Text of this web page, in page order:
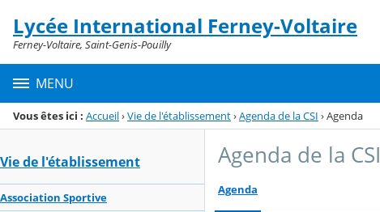
Menu de la rubrique
Contenu
Lycée International Ferney-Voltaire
Ferney-Voltaire, Saint-Genis-Pouilly
MENU
Vous êtes ici : Accueil›Vie de l'établissement›Agenda de la CSI ›Agenda
Vie de l'établissement
Association Sportive
Agenda de la CSI
Agenda